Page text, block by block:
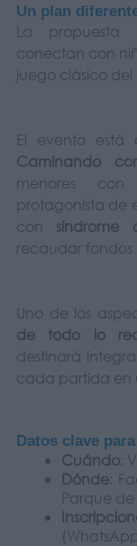
Un plan
La propuesta
conectan con
juego clásico
El evento está
Caminando
menores con
protagonista de
con síndrome
recaudar
Uno de los
de todo lo
destinará
cada partida en
Datos clave
Cuándo:
Dónde:
Parque